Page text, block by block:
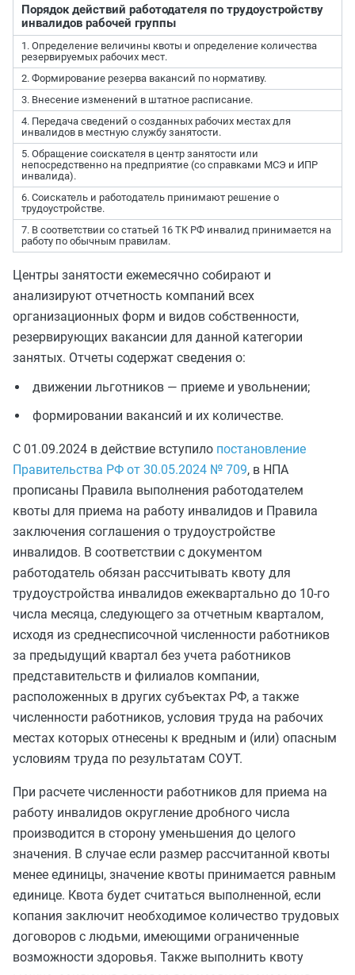
Порядок действий работодателя по трудоустройству
инвалидов рабочей группы
1. Определение величины квоты и определение количества
резервируемых рабочих мест.
2. Формирование резерва вакансий по нормативу.
3. Внесение изменений в штатное расписание.
4. Передача сведений о созданных рабочих местах для
инвалидов в местную службу занятости.
5. Обращение соискателя в центр занятости или
непосредственно на предприятие (со справками МСЭ и ИПР
инвалида).
6. Соискатель и работодатель принимают решение о
трудоустройстве.
7. В соответствии со статьей 16 ТК РФ инвалид принимается на
работу по обычным правилам.
Центры занятости ежемесячно собирают и
анализируют отчетность компаний всех
организационных форм и видов собственности,
резервирующих вакансии для данной категории
занятых. Отчеты содержат сведения о:
движении льготников — приеме и увольнении;
формировании вакансий и их количестве.
С 01.09.2024 в действие вступило постановление
Правительства РФ от 30.05.2024 № 709, в НПА
прописаны Правила выполнения работодателем
квоты для приема на работу инвалидов и Правила
заключения соглашения о трудоустройстве
инвалидов. В соответствии с документом
работодатель обязан рассчитывать квоту для
трудоустройства инвалидов ежеквартально до 10-го
числа месяца, следующего за отчетным кварталом,
исходя из среднесписочной численности работников
за предыдущий квартал без учета работников
представительств и филиалов компании,
расположенных в других субъектах РФ, а также
численности работников, условия труда на рабочих
местах которых отнесены к вредным и (или) опасным
условиям труда по результатам СОУТ.
При расчете численности работников для приема на
работу инвалидов округление дробного числа
производится в сторону уменьшения до целого
значения. В случае если размер рассчитанной квоты
менее единицы, значение квоты принимается равным
единице. Квота будет считаться выполненной, если
копания заключит необходимое количество трудовых
договоров с людьми, имеющими ограниченные
возможности здоровья. Также выполнить квоту